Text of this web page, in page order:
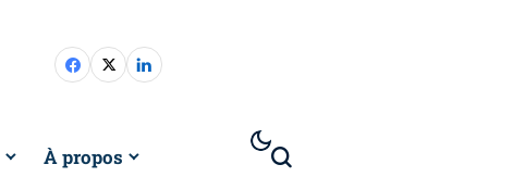
À propos